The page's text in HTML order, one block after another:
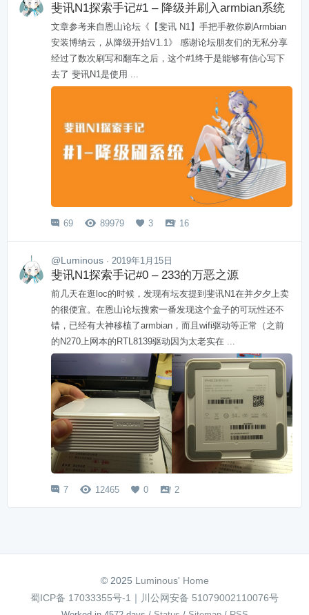
斐讯N1探索手记#1 – 降级并刷入armbian系统
文章参考来自恩山论坛《【斐讯 N1】手把手教你刷Armbian
安装博纳云，从降级开始V1.1》 感谢论坛朋友们的无私分享
经过了数次刷写和翻车之后，这个#1终于是能够有信心写下
去了 斐讯N1是使用 ...
 69  89979  3  16
@Luminous · 2019年1月15日
斐讯N1探索手记#0 – 233的万恶之源
前几天在逛loc的时候，发现有坛友提到斐讯N1在并夕夕上卖
的很便宜。在恩山论坛搜索一番发现这个盒子的可玩性还不
错，已经有大神移植了armbian，而且wifi驱动等正常（之前
的N270上网本的RTL8139驱动因为太老实在 ...
 7  12465  0  2
© 2025 Luminous' Home
蜀ICP备 17033355号-1 ｜ 川公网安备 51079002110076号